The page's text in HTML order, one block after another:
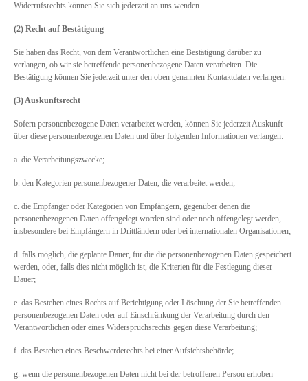
Widerrufsrechts können Sie sich jederzeit an uns wenden.
(2) Recht auf Bestätigung
Sie haben das Recht, von dem Verantwortlichen eine Bestätigung darüber zu
verlangen, ob wir sie betreffende personenbezogene Daten verarbeiten. Die
Bestätigung können Sie jederzeit unter den oben genannten Kontaktdaten verlangen.
(3) Auskunftsrecht
Sofern personenbezogene Daten verarbeitet werden, können Sie jederzeit Auskunft
über diese personenbezogenen Daten und über folgenden Informationen verlangen:
a. die Verarbeitungszwecke;
b. den Kategorien personenbezogener Daten, die verarbeitet werden;
c. die Empfänger oder Kategorien von Empfängern, gegenüber denen die
personenbezogenen Daten offengelegt worden sind oder noch offengelegt werden,
insbesondere bei Empfängern in Drittländern oder bei internationalen Organisationen;
d. falls möglich, die geplante Dauer, für die die personenbezogenen Daten gespeichert
werden, oder, falls dies nicht möglich ist, die Kriterien für die Festlegung dieser
Dauer;
e. das Bestehen eines Rechts auf Berichtigung oder Löschung der Sie betreffenden
personenbezogenen Daten oder auf Einschränkung der Verarbeitung durch den
Verantwortlichen oder eines Widerspruchsrechts gegen diese Verarbeitung;
f. das Bestehen eines Beschwerderechts bei einer Aufsichtsbehörde;
g. wenn die personenbezogenen Daten nicht bei der betroffenen Person erhoben